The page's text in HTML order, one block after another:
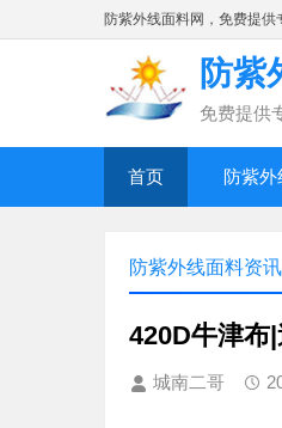
防紫外线面料网，免费提
防紫
免费提供
首页 防紫
防紫外线面料资讯
420D牛津布
城南二哥